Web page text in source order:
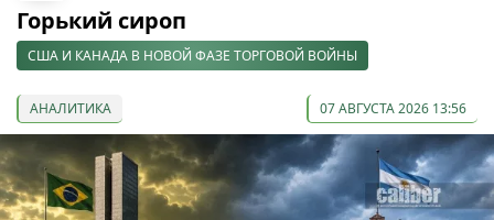
Горький сироп
США И КАНАДА В НОВОЙ ФАЗЕ ТОРГОВОЙ ВОЙНЫ
АНАЛИТИКА 07 АВГУСТА 2026 13:56